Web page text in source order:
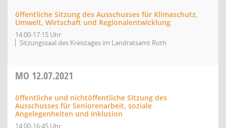
öffentliche Sitzung des Ausschusses für Klimaschutz,
Umwelt, Wirtschaft und Regionalentwicklung
14:00-17:15 Uhr
Sitzungssaal des Kreistages im Landratsamt Roth
MO 12.07.2021
öffentliche und nichtöffentliche Sitzung des
Ausschusses für Seniorenarbeit, soziale
Angelegenheiten und Inklusion
14:00-16:45 Uhr